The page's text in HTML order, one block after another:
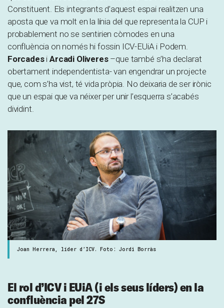
Constituent. Els integrants d’aquest espai realitzen una
aposta que va molt en la línia del que representa la CUP i
probablement no se sentirien còmodes en una
confluència on només hi fossin ICV-EUiA i Podem.
ForcadesiArcadi Oliveres–que també s’ha declarat
obertament independentista- van engendrar un projecte
que, com s’ha vist, té vida pròpia. No deixaria de ser irònic
que un espai que va néixer per unir l’esquerra s’acabés
dividint.
Joan Herrera, líder d’ICV. Foto: Jordi Borràs
El rol d’ICV i EUiA (i els seus líders) en la
confluència pel 27S